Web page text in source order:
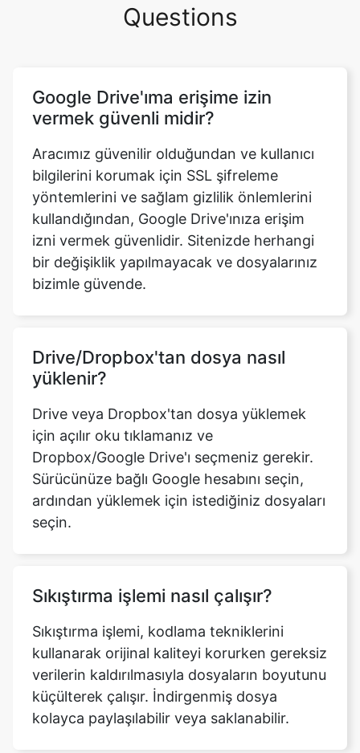
Aracımız güvenilir olduğundan ve kullanıcı
bilgilerini korumak için SSL şifreleme
kullandığından, Google Drive'ınıza erişim
izni vermek güvenlidir. Sitenizde herhangi
bir değişiklik yapılmayacak ve dosyalarınız
bizimle güvende.
Drive/Dropbox'tan dosya nasıl
Drive veya Dropbox'tan dosya yüklemek
için açılır oku tıklamanız ve
Sürücünüze bağlı Google hesabını seçin,
ardından yüklemek için istediğiniz dosyaları
seçin.
Sıkıştırma işlemi nasıl çalışır?
kullanarak orijinal kaliteyi korurken gereksiz
küçülterek çalışır. İndirgenmiş dosya
kolayca paylaşılabilir veya saklanabilir.
Dosyaları sıkıştırmak için herhangi